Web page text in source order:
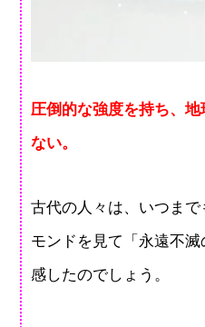
圧倒的な強度を持ち、
ない。
古代の人々は、いつま
モンドを見て「永遠不
感したのでしょう。